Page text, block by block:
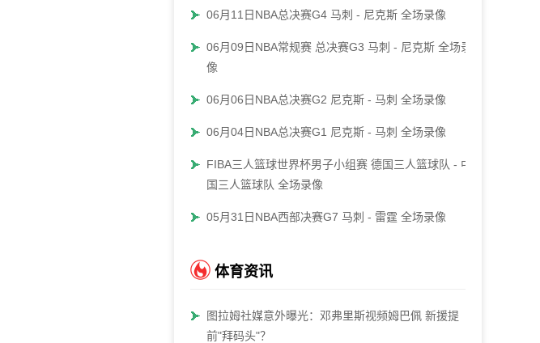
06月11日NBA总决赛G4 马刺 - 尼克斯 全场录像
06月09日NBA常规赛 总决赛G3 马刺 - 尼克斯 全场录
像
06月06日NBA总决赛G2 尼克斯 - 马刺 全场录像
06月04日NBA总决赛G1 尼克斯 - 马刺 全场录像
FIBA三人篮球世界杯男子小组赛 德国三人篮球队 - 中
国三人篮球队 全场录像
05月31日NBA西部决赛G7 马刺 - 雷霆 全场录像
体育资讯
图拉姆社媒意外曝光：邓弗里斯视频姆巴佩 新援提
前"拜码头"？